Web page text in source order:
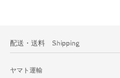
配送・送料 Shipping
ヤマト運輸